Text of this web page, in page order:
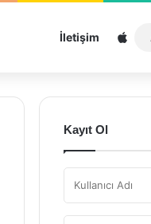
İletişim
Kayıt Ol